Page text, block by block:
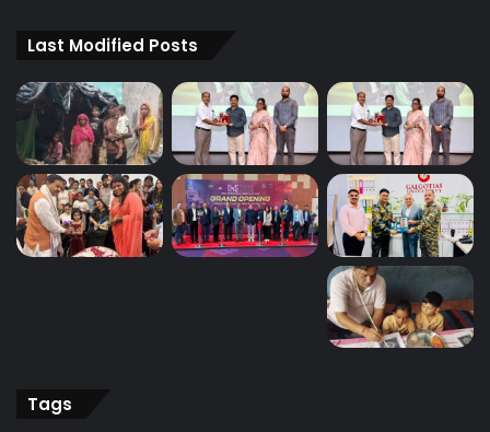
Last Modified Posts
Tags